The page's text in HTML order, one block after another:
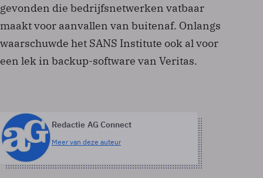
gevonden die bedrijfsnetwerken vatbaar
maakt voor aanvallen van buitenaf. Onlangs
waarschuwde het SANS Institute ook al voor
een lek in backup-software van Veritas.
Redactie AG Connect
Meer van deze auteur